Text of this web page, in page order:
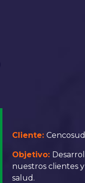
Cliente:
Objetivo:
nuestros clientes
salud.